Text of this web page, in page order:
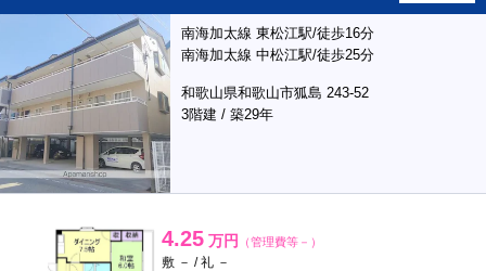
南海加太線 東松江駅/徒歩16分
南海加太線 中松江駅/徒歩25分
和歌山県和歌山市狐島 243-52
3階建 / 築29年
4.25 万円 （管理費等－）
敷 － / 礼 －